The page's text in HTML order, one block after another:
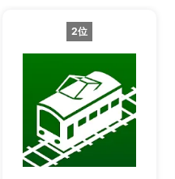
2位